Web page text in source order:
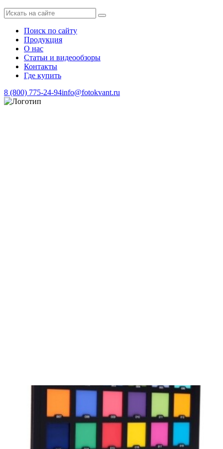
Поиск по сайту
Продукция
О нас
Статьи и видеообзоры
Контакты
Где купить
8 (800) 775-24-94info@fotokvant.ru